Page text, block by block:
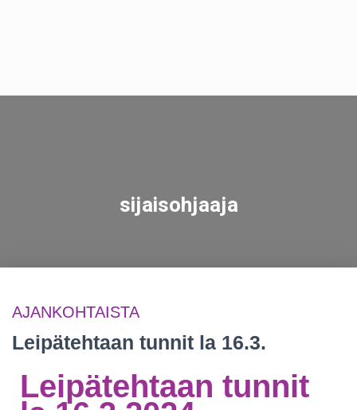
sijaisohjaaja
AJANKOHTAISTA
Leipätehtaan tunnit la 16.3.
Leipätehtaan tunnit